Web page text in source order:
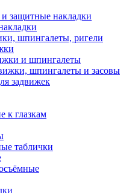
защитные накладки
шпингалеты, ригели
и шпингалеты
шпингалеты и засовы
задвижек
к глазкам
таблички